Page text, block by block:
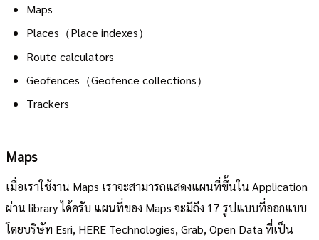
Maps
Places（Place indexes）
Route calculators
Geofences（Geofence collections）
Trackers
Maps
เมื่อเราใช้งาน Maps เราจะสามารถแสดงแผนที่ขึ้นใน Application
ผ่าน library ได้ครับ แผนที่ของ Maps จะมีถึง 17 รูปแบบที่ออกแบบ
โดยบริษัท Esri, HERE Technologies, Grab, Open Data ที่เป็น